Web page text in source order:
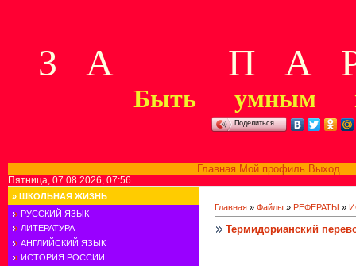
З А П А Р
Быть умным
Поделиться…
Главная Мой профиль Выход
Пятница, 07.08.2026, 07:56
» ШКОЛЬНАЯ ЖИЗНЬ
РУССКИЙ ЯЗЫК
ЛИТЕРАТУРА
АНГЛИЙСКИЙ ЯЗЫК
ИСТОРИЯ РОССИИ
Главная » Файлы » РЕФЕРАТЫ »
Термидорианский